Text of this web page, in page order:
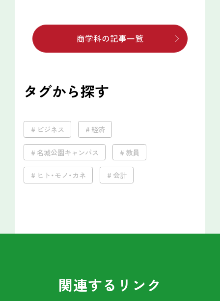
商学科の記事一覧
タグから探す
ビジネス 経済
名城公園キャンパス 教員
ヒト・モノ・カネ 会計
関連するリンク